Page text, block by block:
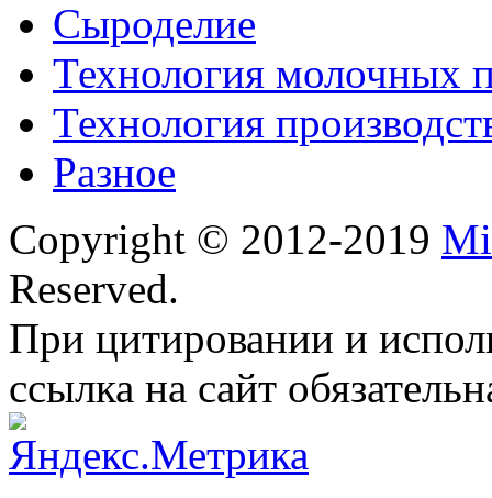
Сыроделие
Технология молочных
Технология
Разное
Copyright © 2012-2019
Reserved.
При цитировании и
ссылка на сайт